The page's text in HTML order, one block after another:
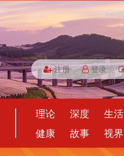
注册 登录
理论 深度
生活
健康
故事 视界